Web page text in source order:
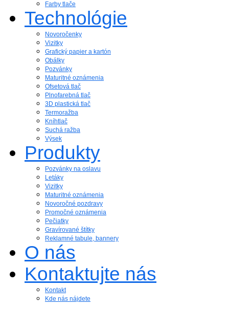
Farby tlače
Technológie
Novoročenky
Vizitky
Grafický papier a kartón
Obálky
Pozvánky
Maturitné oznámenia
Ofsetová tlač
Plnofarebná tlač
3D plastická tlač
Termoražba
Kníhtlač
Suchá ražba
Výsek
Produkty
Pozvánky na oslavu
Letáky
Vizitky
Maturitné oznámenia
Novoročné pozdravy
Promočné oznámenia
Pečiatky
Gravírované štítky
Reklamné tabule, bannery
O nás
Kontaktujte nás
Kontakt
Kde nás nájdete